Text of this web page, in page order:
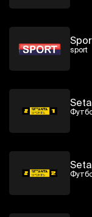
sport